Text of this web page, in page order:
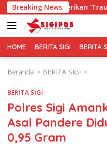
Langsung
ke
konten
Breaking News.
‘Trauma Healing’
HOME BERITA SIGI BERITA
Beranda BERITA SIGI
BERITA SIGI
Polres Sigi
Asal Pandere
0,95 Gram